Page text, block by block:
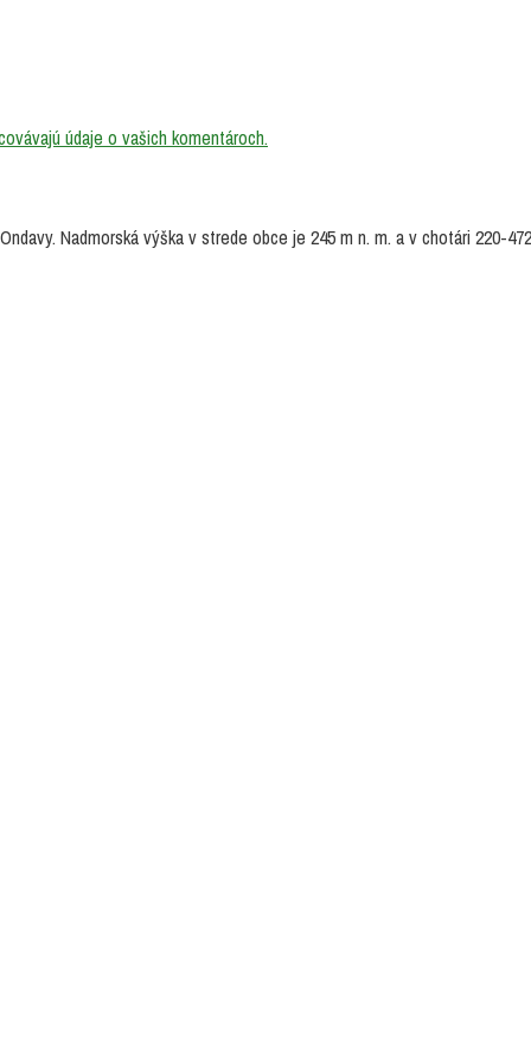
údaje o vašich komentároch.
Nadmorská výška v strede obce je 245 m n. m. a v chotári 220-